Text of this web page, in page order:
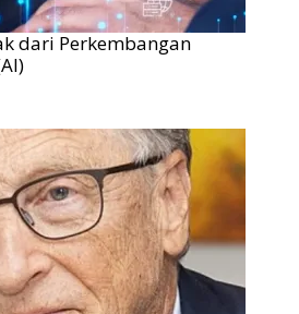
dari Perkembangan